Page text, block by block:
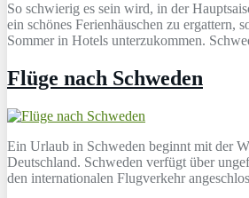
So schwierig es sein wird, in der
ein schönes Ferienhäuschen zu ergattern,
Sommer in Hotels unterzukommen.
Flüge nach Schweden
Ein Urlaub in Schweden beginnt mit der
Deutschland. Schweden verfügt über
den internationalen Flugverkehr